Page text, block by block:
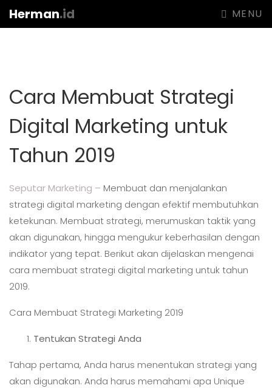
Herman.id MENU
Cara Membuat Strategi
Digital Marketing untuk
Tahun 2019
Seputar Marketing – Membuat dan menjalankan
strategi digital marketing dengan efektif membutuhkan
ketekunan. Membuat strategi, merumuskan taktik yang
akan digunakan, hingga mengukur keberhasilan dengan
indikator yang tepat. Berikut akan dijelaskan mengenai
cara membuat strategi digital marketing untuk tahun
2019.
Cara Membuat Strategi Marketing 2019
Tentukan Strategi Anda
Tahap pertama, Anda harus menentukan strategi yang
akan digunakan. Anda harus memahami apa Unique